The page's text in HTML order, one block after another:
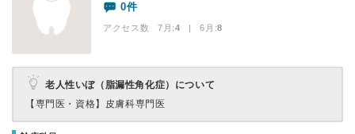
0件
アクセス数 7月:4 | 6月:8
老人性いぼ（脂漏性角化症）について
【専門医・資格】 皮膚科専門医